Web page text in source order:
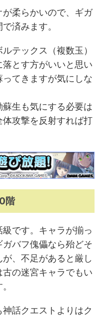
柔らかいので、ギガ
済みます。
テックス（複数玉）
とす方がいいと思い
てきますが気にしな
生も気にする必要は
攻撃を反射すれば打
階
です。キャラが揃っ
バフ傀儡なら殆どそ
、不足があると厳し
の迷宮キャラでもい
話クエストよりはク